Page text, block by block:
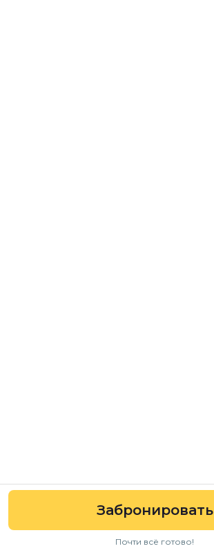
Забронировать
Почти всё готово!